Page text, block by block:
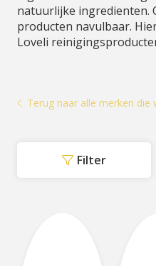
natuurlijke ingredienten.
producten navulbaar.
Loveli
Terug naar alle merken die
Filter